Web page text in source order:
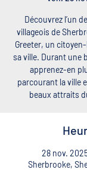
Découvrez l’un
villageois de
Greeter, un
sa ville. Durant une
apprenez-en
parcourant la ville
beaux attraits
28 nov.
Sherbrooke,